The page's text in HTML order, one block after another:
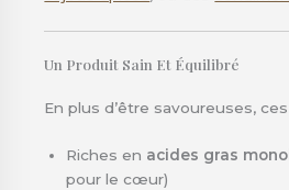
Un Produit Sain Et Équilibré
En plus d’être savoureuses,
Riches en acides gras
pour le cœur)